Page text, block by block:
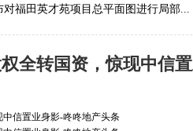
福田英才苑项目总平面图进行局部...
全转国资，惊现中信